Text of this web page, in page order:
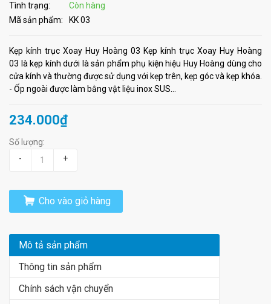
Tình trạng:
Còn hàng
Mã sản phẩm:
KK 03
Kẹp kính trục Xoay Huy Hoàng 03 Kẹp kính trục Xoay Huy Hoàng
03 là kẹp kính dưới là sản phẩm phụ kiện hiệu Huy Hoàng dùng cho
cửa kính và thường được sử dụng với kẹp trên, kẹp góc và kẹp khóa.
- Ốp ngoài được làm bằng vật liệu inox SUS...
234.000₫
Số lượng:
-
+
Cho vào giỏ hàng
Mô tả sản phẩm
Thông tin sản phẩm
Chính sách vận chuyển